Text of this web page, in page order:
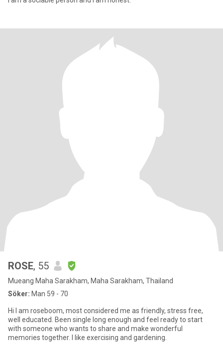
ROSE, 55
Mueang Maha Sarakham, Maha Sarakham, Thailand
Söker: Man 59 - 70
Hi I am roseboom, most considered me as friendly, stress free,
well educated. Been single long enough and feel ready to start
with someone who wants to share and make wonderful
memories together. I like exercising and gardening.